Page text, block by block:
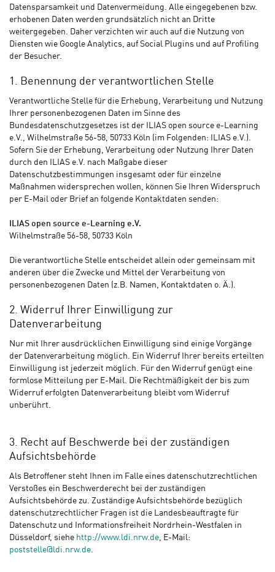
Datensparsamkeit und Datenvermeidung. Alle eingegebenen bzw.
erhobenen Daten werden grundsätzlich nicht an Dritte
weitergegeben. Daher verzichten wir auch auf die Nutzung von
Diensten wie Google Analytics, auf Social Plugins und auf Profiling
der Besucher.
1. Benennung der verantwortlichen Stelle
Verantwortliche Stelle für die Erhebung, Verarbeitung und Nutzung
Ihrer personenbezogenen Daten im Sinne des
Bundesdatenschutzgesetzes ist der ILIAS open source e-Learning
e.V., Wilhelmstraße 56-58, 50733 Köln (im Folgenden: ILIAS e.V.).
Sofern Sie der Erhebung, Verarbeitung oder Nutzung Ihrer Daten
durch den ILIAS e.V. nach Maßgabe dieser
Datenschutzbestimmungen insgesamt oder für einzelne
Maßnahmen widersprechen wollen, können Sie Ihren Widerspruch
per E-Mail oder Brief an folgende Kontaktdaten senden:
ILIAS open source e-Learning e.V.
Wilhelmstraße 56-58, 50733 Köln
Die verantwortliche Stelle entscheidet allein oder gemeinsam mit
anderen über die Zwecke und Mittel der Verarbeitung von
personenbezogenen Daten (z.B. Namen, Kontaktdaten o. Ä.).
2. Widerruf Ihrer Einwilligung zur
Datenverarbeitung
Nur mit Ihrer ausdrücklichen Einwilligung sind einige Vorgänge
der Datenverarbeitung möglich. Ein Widerruf Ihrer bereits erteilten
Einwilligung ist jederzeit möglich. Für den Widerruf genügt eine
formlose Mitteilung per E-Mail. Die Rechtmäßigkeit der bis zum
Widerruf erfolgten Datenverarbeitung bleibt vom Widerruf
unberührt.
3. Recht auf Beschwerde bei der zuständigen
Aufsichtsbehörde
Als Betroffener steht Ihnen im Falle eines datenschutzrechtlichen
Verstoßes ein Beschwerderecht bei der zuständigen
Aufsichtsbehörde zu. Zuständige Aufsichtsbehörde bezüglich
datenschutzrechtlicher Fragen ist die Landesbeauftragte für
Datenschutz und Informationsfreiheit Nordrhein-Westfalen in
Düsseldorf, siehe http://www.ldi.nrw.de, E-Mail:
poststelle@ldi.nrw.de.